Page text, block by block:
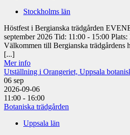
Stockholms län
Höstfest i Bergianska trädgården
september 2026 Tid: 11:00 - 15:00
Välkommen till Bergianska trädgårdens
[...]
Mer info
Utställning i Orangeriet, Uppsala
06 sep
2026-09-06
11:00 - 16:00
Botaniska trädgården
Uppsala län